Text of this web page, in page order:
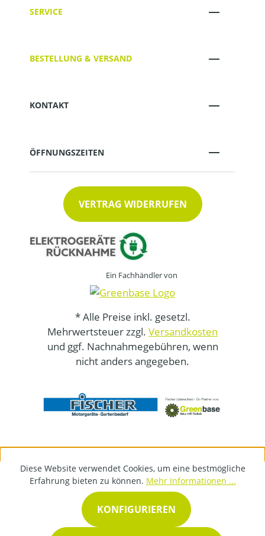
SERVICE
BESTELLUNG & VERSAND
KONTAKT
ÖFFNUNGSZEITEN
VERTRAG WIDERRUFEN
Ein Fachhändler von
* Alle Preise inkl. gesetzl.
Mehrwertsteuer zzgl. Versandkosten
und ggf. Nachnahmegebühren, wenn
nicht anders angegeben.
Diese Website verwendet Cookies, um eine bestmögliche
Erfahrung bieten zu können. Mehr Informationen ...
KONFIGURIEREN